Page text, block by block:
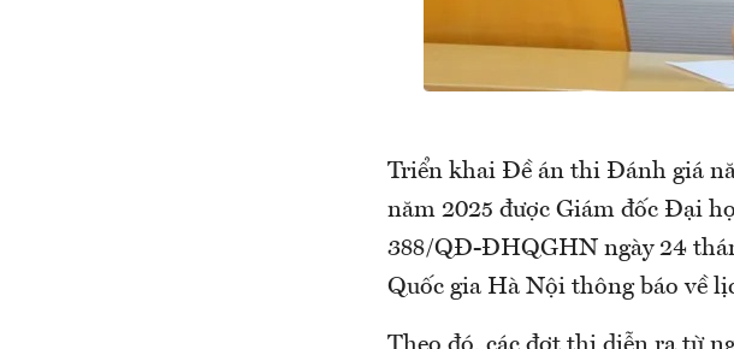
Triển khai Đề án thi Đánh giá
năm 2025 được Giám đốc Đại
388/QĐ-ĐHQGHN ngày 24
Quốc gia Hà Nội thông báo về